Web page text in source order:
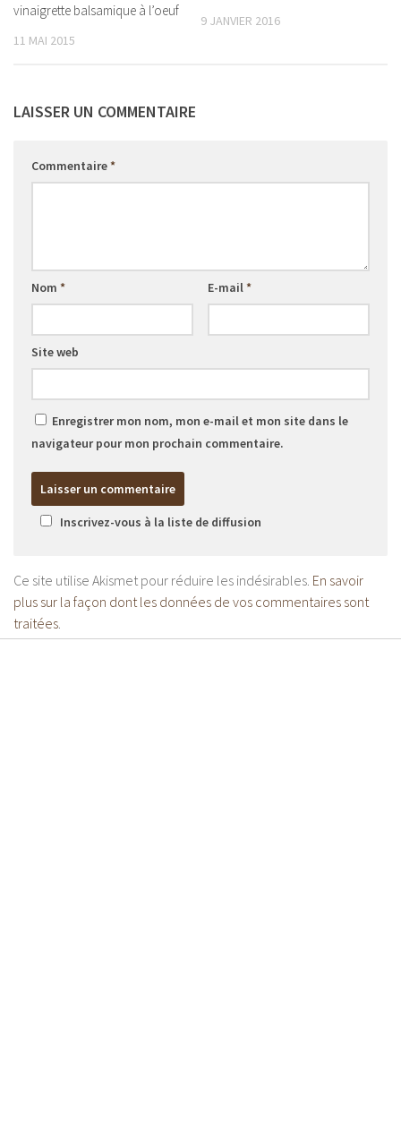
vinaigrette balsamique à l’oeuf
11 MAI 2015
9 JANVIER 2016
LAISSER UN COMMENTAIRE
Commentaire*
Nom * E-mail*
Site web
Enregistrer mon nom, mon e-mail et mon site dans le
navigateur pour mon prochain commentaire.
Inscrivez-vous à la liste de diffusion
Ce site utilise Akismet pour réduire les indésirables. En savoir
plus sur la façon dont les données de vos commentaires sont
traitées